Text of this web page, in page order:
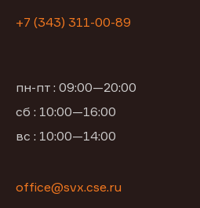
+7 (343) 311-00-89
пн-пт : 09:00—20:00
сб : 10:00—16:00
вс : 10:00—14:00
office@svx.cse.ru